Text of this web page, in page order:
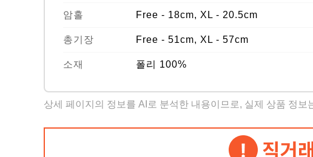
암홀 Free - 18cm, XL - 20.5cm
총기장 Free - 51cm, XL - 57cm
소재 폴리 100%
상세 페이지의 정보를 AI로 분석한 내용이므로, 실제 상품 정